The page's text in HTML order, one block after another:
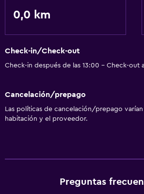
0,0 km
Check-in/Check-out
Check-in después de las 13:00 - Check-out
Cancelación/prepago
Las políticas de cancelación/prepago
habitación y el proveedor.
Preguntas